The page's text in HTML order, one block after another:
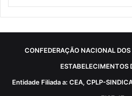
CONFEDERAÇÃO NACIONAL
ESTABELECIMENTOS
Entidade Filiada a: CEA, CPLP-